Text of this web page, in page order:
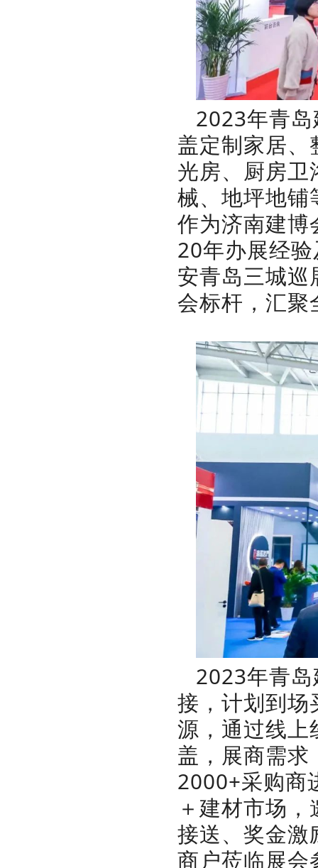
2023年青
盖定制家居
光房、厨房
械、地坪地铺
作为济南建博
20年办展经
安青岛三城
会标杆，汇聚
2023年青
接，计划到
源，通过线上
盖，展商需
2000+采购商
＋建材市场
接送、奖金激
商户莅临展会